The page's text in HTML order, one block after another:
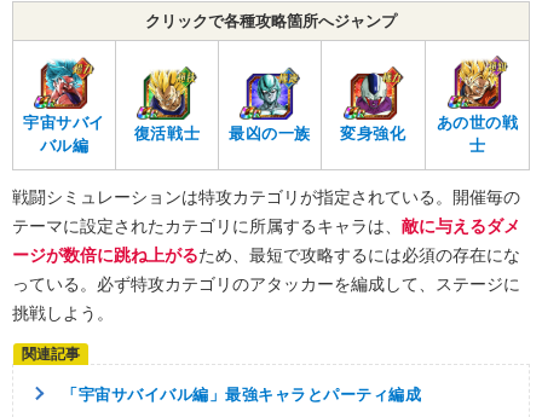
クリックで各種攻略箇所へジャンプ
宇宙サバイ
バル編
復活戦士 最凶の一族 変身強化
あの世の戦
士
戦闘シミュレーションは特攻カテゴリが指定されている。開催毎の
テーマに設定されたカテゴリに所属するキャラは、 敵に与えるダメ
ージが数倍に跳ね上がるため、最短で攻略するには必須の存在にな
っている。必ず特攻カテゴリのアタッカーを編成して、ステージに
挑戦しよう。
「宇宙サバイバル編」最強キャラとパーティ編成